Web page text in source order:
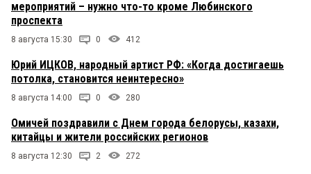
мероприятий – нужно что-то кроме Любинского
проспекта
8 августа 15:30 0 412
Юрий ИЦКОВ, народный артист РФ: «Когда достигаешь
потолка, становится неинтересно»
8 августа 14:00 0 280
Омичей поздравили с Днем города белорусы, казахи,
китайцы и жители российских регионов
8 августа 12:30 2 272